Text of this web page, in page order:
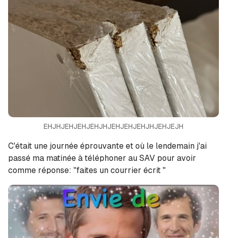
EHJHJEHJEHJEHJHJEHJEHJEHJHJEHJEJH
C'était une journée éprouvante et où le lendemain j'ai
passé ma matinée à téléphoner au SAV pour avoir
comme réponse: "faites un courrier écrit "